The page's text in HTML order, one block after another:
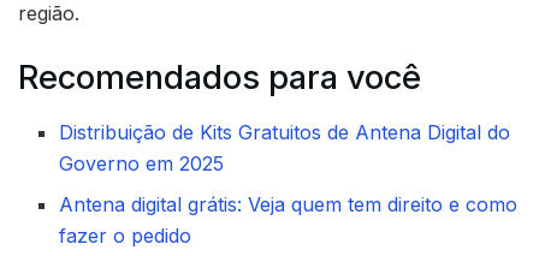
região.
Recomendados para você
Distribuição de Kits Gratuitos de Antena Digital do
Governo em 2025
Antena digital grátis: Veja quem tem direito e como
fazer o pedido